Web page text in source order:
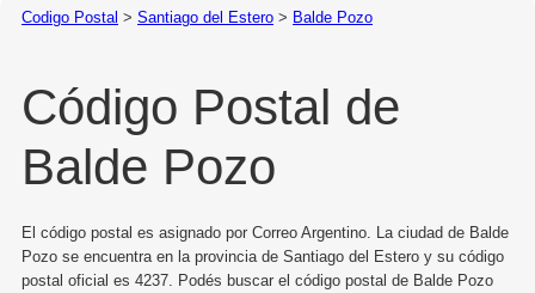
Codigo Postal > Santiago del Estero > Balde Pozo
Código Postal de
Balde Pozo
El código postal es asignado por Correo Argentino. La ciudad de Balde
Pozo se encuentra en la provincia de Santiago del Estero y su código
postal oficial es 4237. Podés buscar el código postal de Balde Pozo